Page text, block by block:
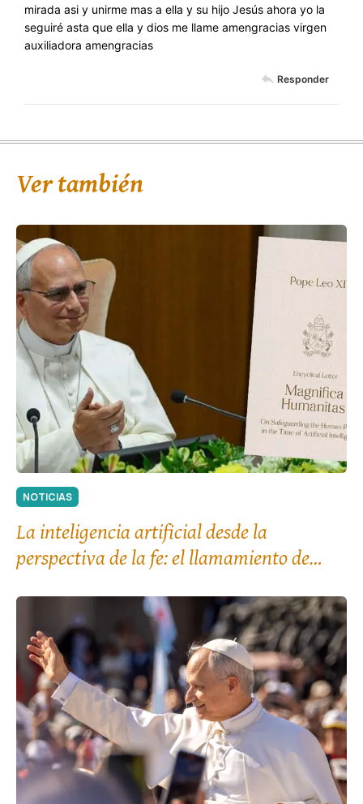
mirada asi y unirme mas a ella y su hijo Jesús ahora yo la
seguiré asta que ella y dios me llame amengracias virgen
auxiliadora amengracias
Responder
Ver también
NOTICIAS
La inteligencia artificial desde la
perspectiva de la fe: el llamamiento de